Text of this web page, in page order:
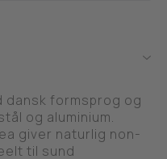
formsprog og
og aluminium.
giver naturlig non-
til sund